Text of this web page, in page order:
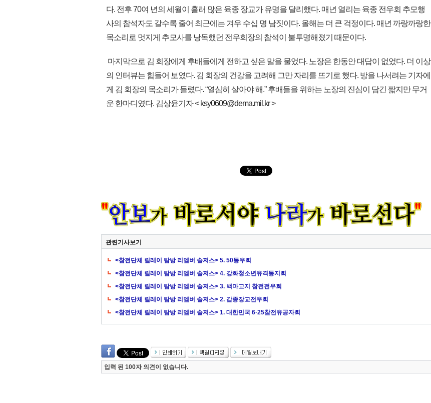
다. 전후 70여 년의 세월이 흘러 많은 육종 장교가 유명을 달리했다. 매년 열리는 육종 전우회 추모행
사의 참석자도 갈수록 줄어 최근에는 겨우 수십 명 남짓이다. 올해는 더 큰 걱정이다. 매년 까랑까랑한
목소리로 멋지게 추모사를 낭독했던 전우회장의 참석이 불투명해졌기 때문이다.
마지막으로 김 회장에게 후배들에게 전하고 싶은 말을 물었다. 노장은 한동안 대답이 없었다. 더 이상
의 인터뷰는 힘들어 보였다. 김 회장의 건강을 고려해 그만 자리를 뜨기로 했다. 방을 나서려는 기자에
게 김 회장의 목소리가 들렸다. “열심히 살아야 해.” 후배들을 위하는 노장의 진심이 담긴 짧지만 무거
운 한마디였다. 김상윤기자 < ksy0609@dema.mil.kr>
관련기사보기
<참전단체 릴레이 탐방 리멤버 솔저스> 5. 50동우회
<참전단체 릴레이 탐방 리멤버 솔저스> 4. 강화청소년유격동지회
<참전단체 릴레이 탐방 리멤버 솔저스> 3. 백마고지 참전전우회
<참전단체 릴레이 탐방 리멤버 솔저스> 2. 갑종장교전우회
<참전단체 릴레이 탐방 리멤버 솔저스> 1. 대한민국 6·25참전유공자회
입력 된 100자 의견이 없습니다.